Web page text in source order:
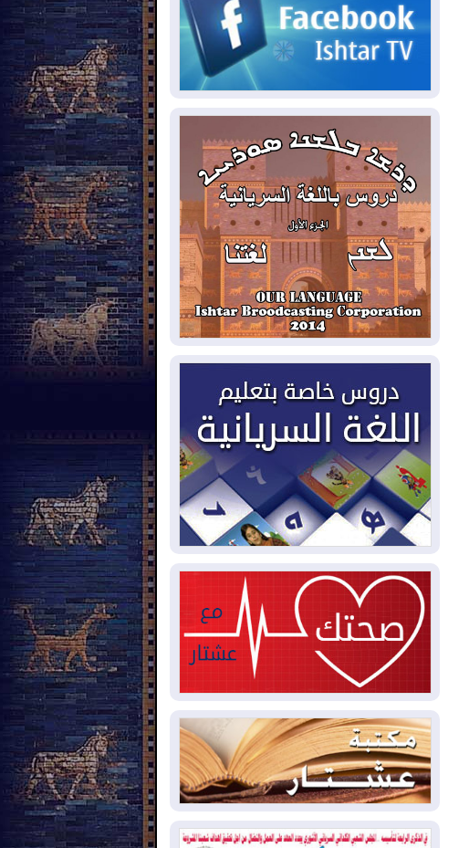
2026-08-06مئات القاصرين بلا مأوى.. أزمة
سبتة تتصاعد وتضغط على مدريد
لمدة عام.. بدء توريد 100
مليون قدم مكعب يومياً من غاز كورمور في
إقليم كوردستان إلى وزارة الكهرباء العراقية
2026-08-05
15كارثة بيئية ومناخية ترسم
ملامح أخطر التحديات التي تواجه العراق
اليوم
2026-08-05
حرائق فرنسا.. توقيف 402
شخص بينهم 156 قاصرا منذ بداية موسم
الحرائق
2026-08-04سومو: إنتاج النفط في إقليم
كوردستان انخفض إلى أقل من 10%
ملفات حقبة الكاظمي تعود إلى
الواجهة.. أنباء عن مراجعات قضائية
وتحقيقات أوسع في قضايا فساد
2026-08-04بيترو يشكو تزوير الانتخابات
الرئاسية ويحذر من "حرب أهلية" في
كولومبيا
2026-08-03رئيس إقليم كوردستان في
2026-08-03
العراق يؤكد مجدداً التزامه
بمنع الهجمات على الدول المجاورة
2026-08-03
العجز والاقتراض يطوقان
دينار!
2026-08-03كوبا تغرق في الظلام مجددا
وانهيار الشبكة الكهربائية
2026-08-03
أوامر بإجلاء 60 ألف شخص
بسبب الحرائق في ولاية واشنطن